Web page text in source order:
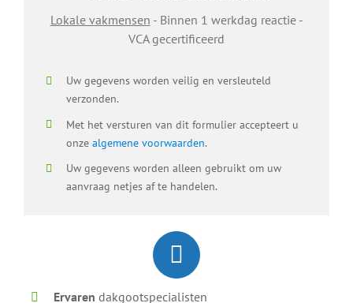
Lokale vakmensen - Binnen 1 werkdag reactie -
VCA gecertificeerd
Uw gegevens worden veilig en versleuteld
verzonden.
Met het versturen van dit formulier accepteert u
onze algemene voorwaarden.
Uw gegevens worden alleen gebruikt om uw
aanvraag netjes af te handelen.
Ervaren dakgootspecialisten